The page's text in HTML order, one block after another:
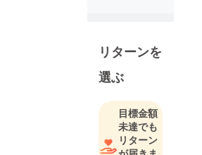
リターンを
選ぶ
目標金額
未達でも
リターン